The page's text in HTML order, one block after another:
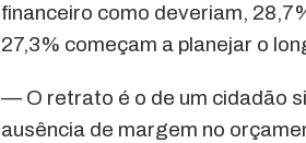
financeiro como deveriam,
27,3% começam a planejar o
— O retrato é o de um cidadão
ausência de margem no